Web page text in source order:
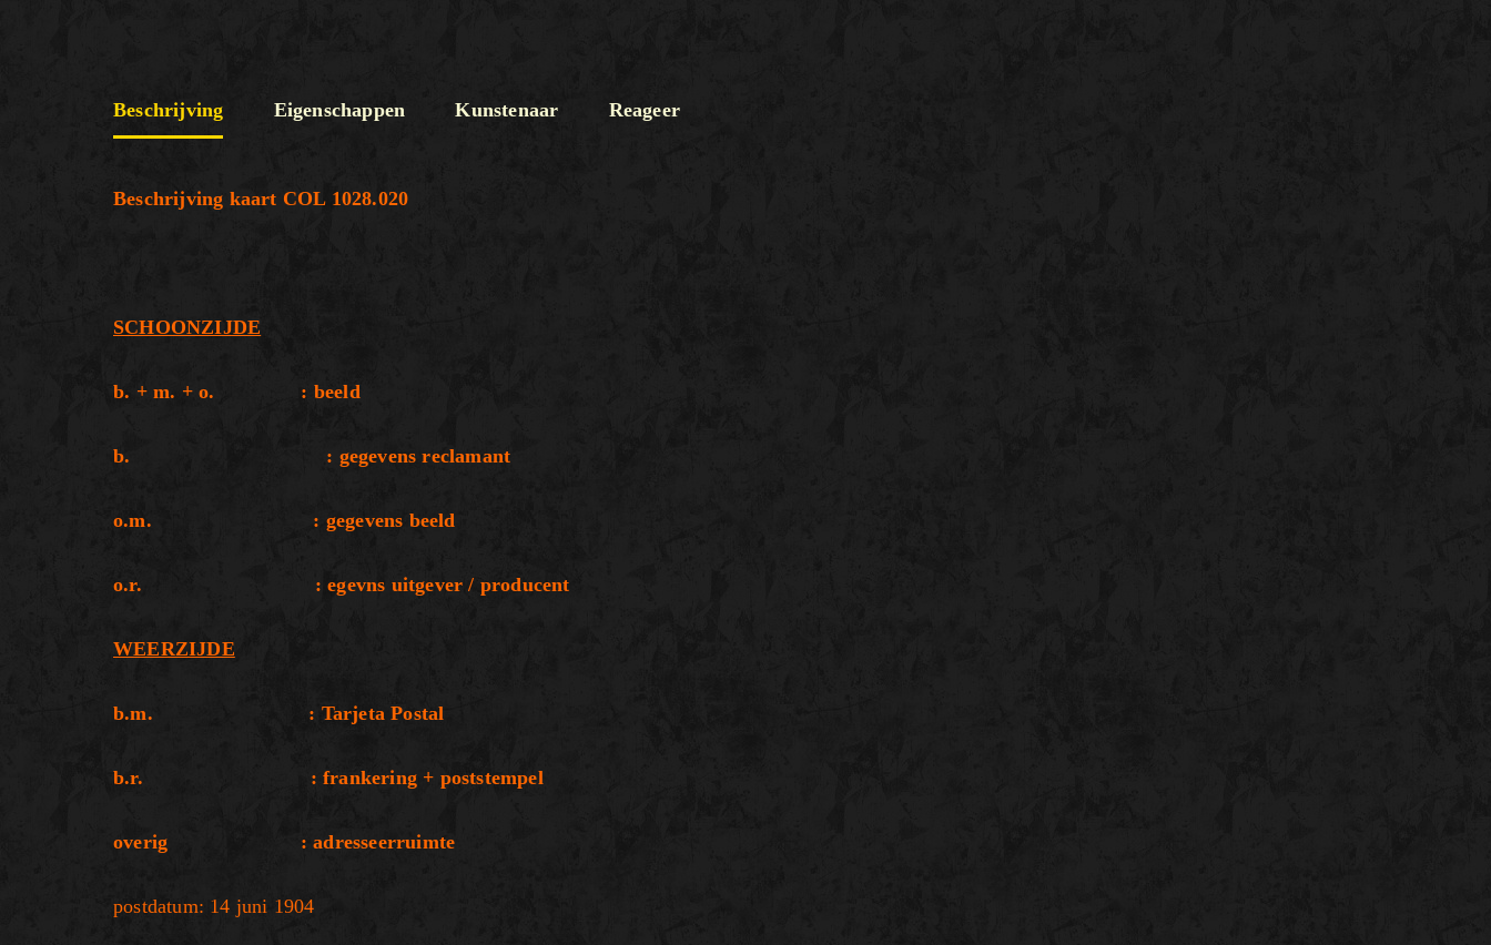
Beschrijving Eigenschappen Kunstenaar Reageer
Beschrijving kaart COL 1028.020
SCHOONZIJDE
b. + m. + o. : beeld
b. : gegevens reclamant
o.m. : gegevens beeld
o.r. : egevns uitgever / producent
WEERZIJDE
b.m. : Tarjeta Postal
b.r. : frankering + poststempel
overig : adresseerruimte
postdatum: 14 juni 1904